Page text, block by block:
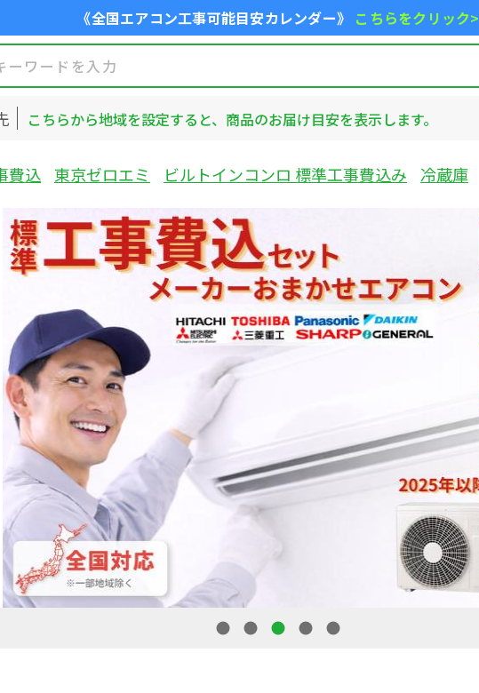
《全国エアコン工事可能目安カレンダー》 こちらをクリック>
こちらから地域を設定すると、商品のお届け目安を表示します。
費込 東京ゼロエミ ビルトインコンロ 標準工事費込み 冷蔵庫
1 2 3 4 5